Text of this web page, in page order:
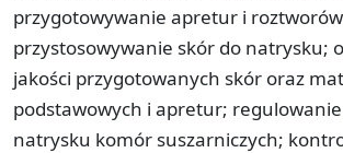
przygotowywanie apretur i
przystosowywanie skór do natrysku;
jakości przygotowanych skór oraz
podstawowych i apretur;
natrysku komór suszarniczych;